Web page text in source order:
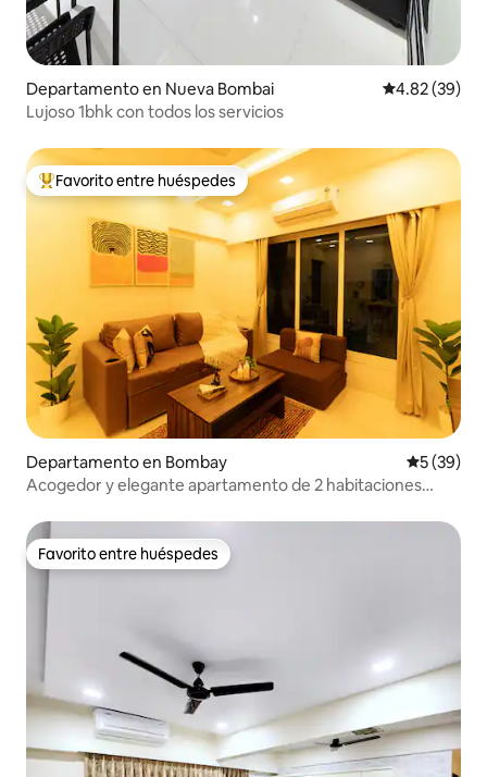
Departamento en Nueva Bombai Calificación
4.82 (39)
Lujoso 1bhk con todos los servicios
De los mejores en Favorito entre huéspedes
Favorito entre huéspedes
Departamento en Bombay
5 (39)
Acogedor y elegante apartamento de 2 habitaciones
Favorito entre huéspedes
Favorito entre huéspedes